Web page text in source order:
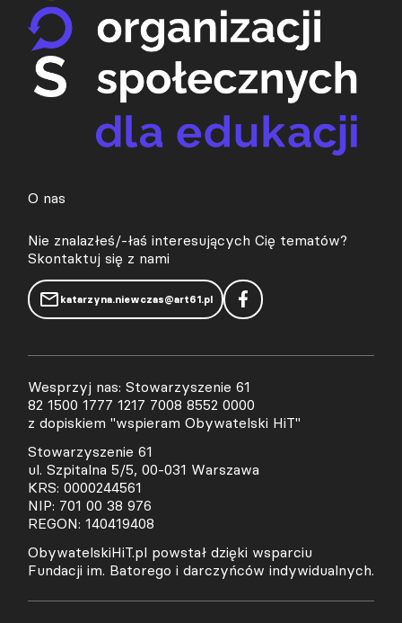
O nas
Nie znalazłeś/-łaś interesujących Cię tematów?
Skontaktuj się z nami
katarzyna.niewczas@art61.pl
Wesprzyj nas: Stowarzyszenie 61
82 1500 1777 1217 7008 8552 0000
z dopiskiem "wspieram Obywatelski HiT"
Stowarzyszenie 61
ul. Szpitalna 5/5, 00-031 Warszawa
KRS: 0000244561
NIP: 701 00 38 976
REGON: 140419408
ObywatelskiHiT.pl powstał dzięki wsparciu
Fundacji im. Batorego i darczyńców indywidualnych.